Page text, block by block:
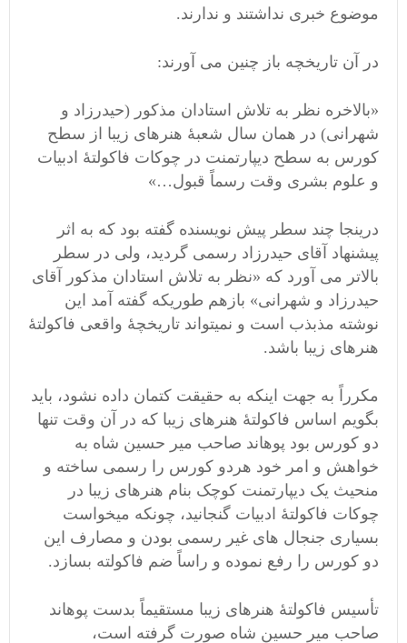
موضوع خبری نداشتند و ندارند.
در آن تاریخچه باز چنین می آورند:
«بالاخره نظر به تلاش استادان مذکور (حیدرزاد و
شهرانی) در همان سال شعبۀ هنرهای زیبا از سطح
کورس به سطح دیپارتمنت در چوکات فاکولتۀ ادبیات
و علوم بشری وقت رسماً قبول…»
درینجا چند سطر پیش نویسنده گفته بود که به اثر
پیشنهاد آقای حیدرزاد رسمی گردید، ولی در سطر
بالاتر می آورد که «نظر به تلاش استادان مذکور آقای
حیدرزاد و شهرانی» بازهم طوریکه گفته آمد این
نوشته مذبذب است و نمیتواند تاریخچۀ واقعی فاکولتۀ
هنرهای زیبا باشد.
مکرراً به جهت اینکه به حقیقت کتمان داده نشود، باید
بگویم اساس فاکولتۀ هنرهای زیبا که در آن وقت تنها
دو کورس بود پوهاند صاحب میر حسین شاه به
خواهش و امر خود هردو کورس را رسمی ساخته و
منحیث یک دیپارتمنت کوچک بنام هنرهای زیبا در
چوکات فاکولتۀ ادبیات گنجانید، چونکه میخواست
بسیاری جنجال های غیر رسمی بودن و مصارف این
دو کورس را رفع نموده و راساً ضم فاکولته بسازد.
تأسیس فاکولتۀ هنرهای زیبا مستقیماً بدست پوهاند
صاحب میر حسین شاه صورت گرفته است،